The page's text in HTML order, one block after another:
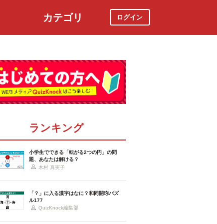
カテゴリ ログイン
ランキング
小学生でできる「転がる2つの円」の問
題、あなたは解ける？
木村 真実子
「？」に入る漢字はなに？和同開珎パズ
ル177
QuizKnock編集部